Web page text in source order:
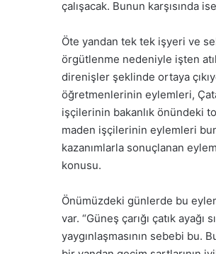
çalışacak. Bunun karşısında
Öte yandan tek tek işyeri ve
örgütlenme nedeniyle işten
direnişler şeklinde ortaya
öğretmenlerinin eylemleri,
işçilerinin bakanlık önündeki
maden işçilerinin eylemleri
kazanımlarla sonuçlanan
konusu.
Önümüzdeki günlerde bu
var. “Güneş çarığı çatık ayağı
yaygınlaşmasının sebebi bu.